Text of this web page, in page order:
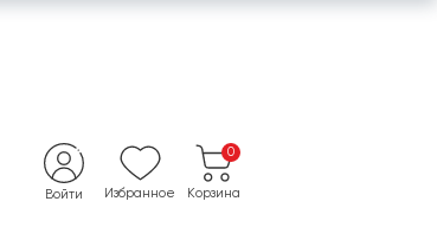
Войти Избранное Корзина
0